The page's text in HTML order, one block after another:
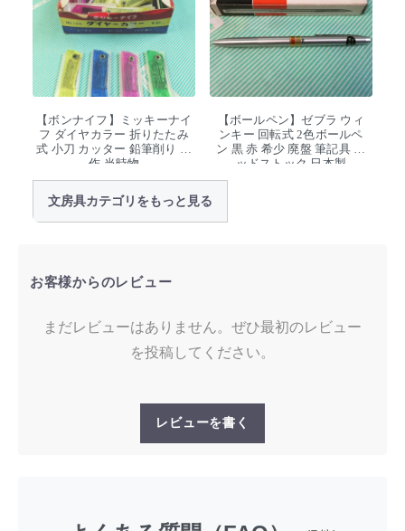
【ボンナイフ】ミッキーナイ
フ ダイヤカラー 折りたたみ
式 小刀 カッター 鉛筆削り 工
作 当時物
【ボールペン】ゼブラ ウィ
ンキー 回転式 2色ボールペ
ン 黒 赤 希少 廃盤 筆記具 デ
ッドストック 日本製
文房具カテゴリをもっと見る
お客様からのレビュー
まだレビューはありません。ぜひ最初のレビュー
を投稿してください。
レビューを書く